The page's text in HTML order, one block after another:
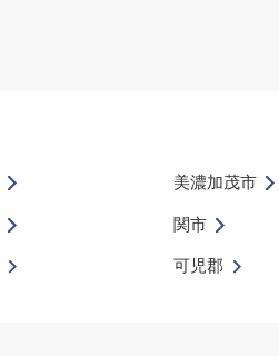
美濃加茂市
関市
可児郡